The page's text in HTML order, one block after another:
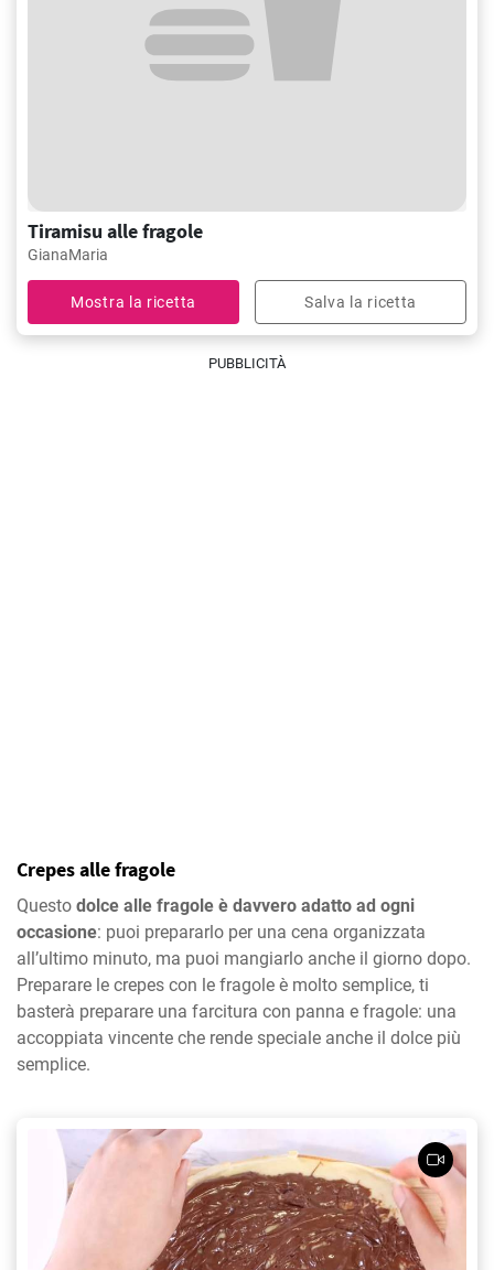
Tiramisu alle fragole
GianaMaria
Mostra la ricetta Salva la ricetta
PUBBLICITÀ
Crepes alle fragole
Questo dolce alle fragole è davvero adatto ad ogni
occasione: puoi prepararlo per una cena organizzata
all’ultimo minuto, ma puoi mangiarlo anche il giorno dopo.
Preparare le crepes con le fragole è molto semplice, ti
basterà preparare una farcitura con panna e fragole: una
accoppiata vincente che rende speciale anche il dolce più
semplice.